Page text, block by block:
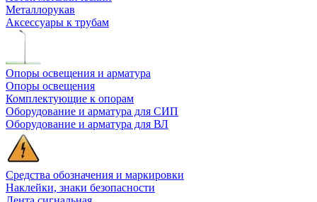
Металлорукав
Аксессуары к трубам
Опоры освещения и арматура
Опоры освещения
Комплектующие к опорам
Оборудование и арматура для СИП
Оборудование и арматура для ВЛ
Средства обозначения и маркировки
Наклейки, знаки безопасности